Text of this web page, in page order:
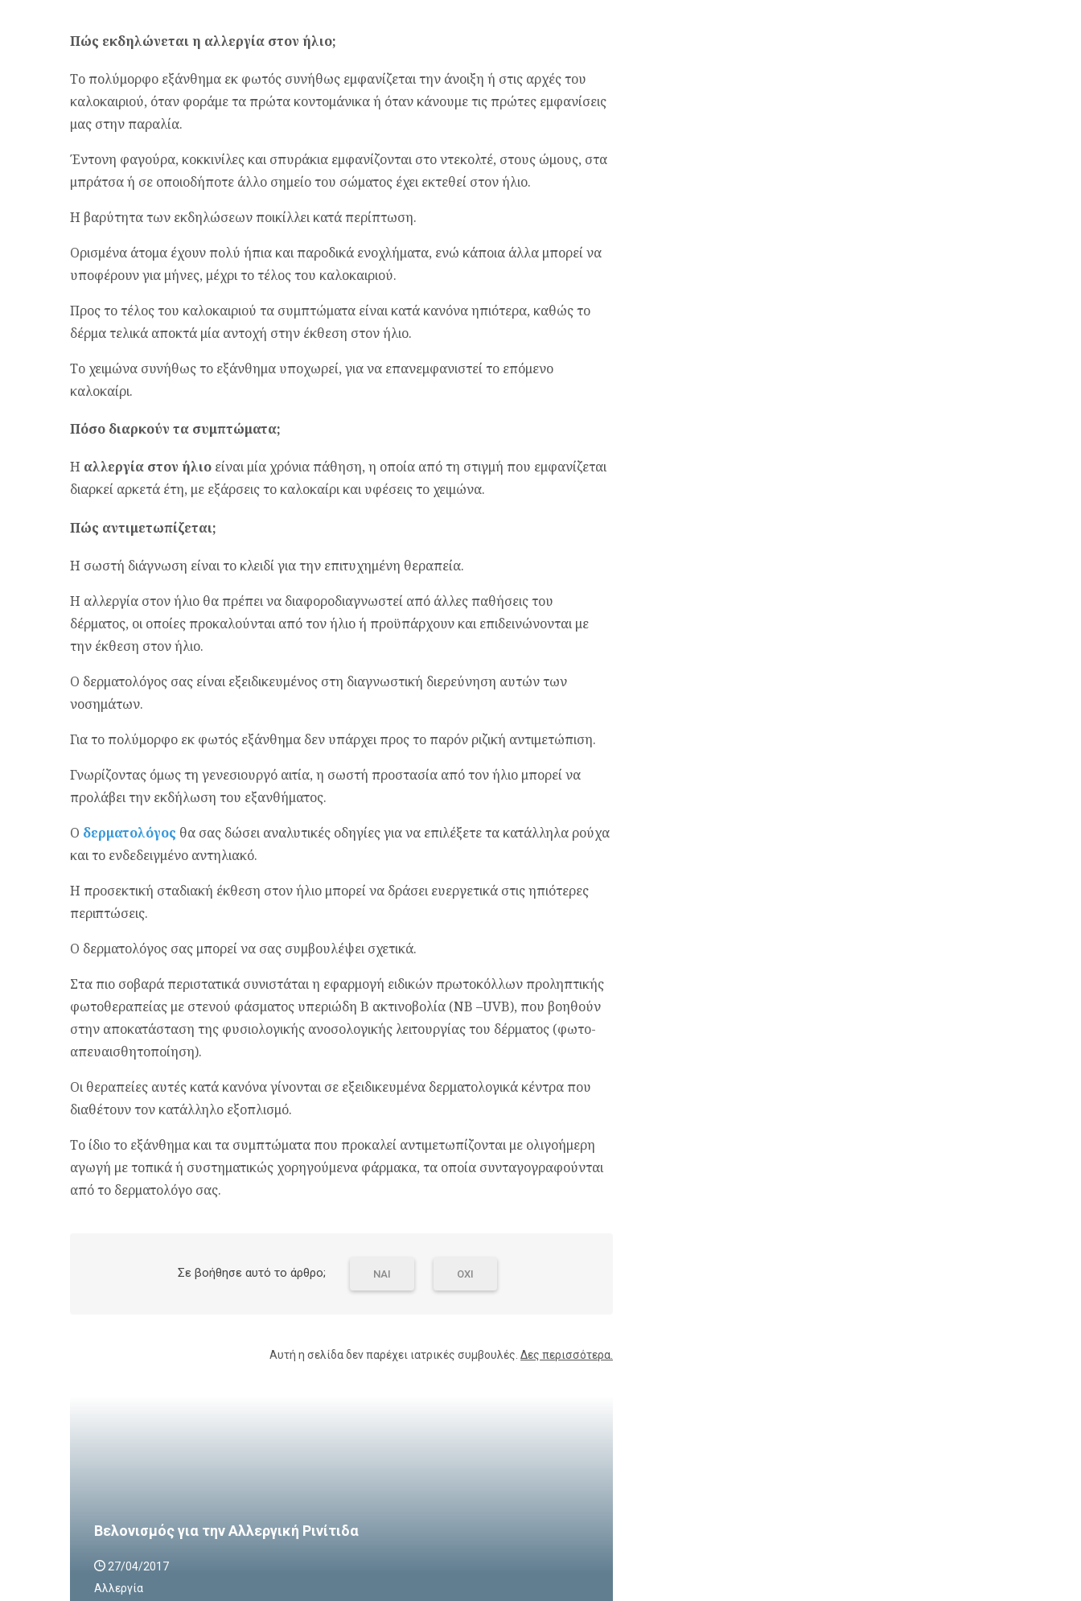
Πώς εκδηλώνεται η αλλεργία στον ήλιο;
Το πολύμορφο εξάνθημα εκ φωτός συνήθως εμφανίζεται την άνοιξη ή στις αρχές του
καλοκαιριού, όταν φοράμε τα πρώτα κοντομάνικα ή όταν κάνουμε τις πρώτες εμφανίσεις
μας στην παραλία.
Έντονη φαγούρα, κοκκινίλες και σπυράκια εμφανίζονται στο ντεκολτέ, στους ώμους, στα
μπράτσα ή σε οποιοδήποτε άλλο σημείο του σώματος έχει εκτεθεί στον ήλιο.
Η βαρύτητα των εκδηλώσεων ποικίλλει κατά περίπτωση.
Ορισμένα άτομα έχουν πολύ ήπια και παροδικά ενοχλήματα, ενώ κάποια άλλα μπορεί να
υποφέρουν για μήνες, μέχρι το τέλος του καλοκαιριού.
Προς το τέλος του καλοκαιριού τα συμπτώματα είναι κατά κανόνα ηπιότερα, καθώς το
δέρμα τελικά αποκτά μία αντοχή στην έκθεση στον ήλιο.
Το χειμώνα συνήθως το εξάνθημα υποχωρεί, για να επανεμφανιστεί το επόμενο
καλοκαίρι.
Πόσο διαρκούν τα συμπτώματα;
Η αλλεργία στον ήλιο είναι μία χρόνια πάθηση, η οποία από τη στιγμή που εμφανίζεται
διαρκεί αρκετά έτη, με εξάρσεις το καλοκαίρι και υφέσεις το χειμώνα.
Πώς αντιμετωπίζεται;
Η σωστή διάγνωση είναι το κλειδί για την επιτυχημένη θεραπεία.
Η αλλεργία στον ήλιο θα πρέπει να διαφοροδιαγνωστεί από άλλες παθήσεις του
δέρματος, οι οποίες προκαλούνται από τον ήλιο ή προϋπάρχουν και επιδεινώνονται με
την έκθεση στον ήλιο.
Ο δερματολόγος σας είναι εξειδικευμένος στη διαγνωστική διερεύνηση αυτών των
νοσημάτων.
Για το πολύμορφο εκ φωτός εξάνθημα δεν υπάρχει προς το παρόν ριζική αντιμετώπιση.
Γνωρίζοντας όμως τη γενεσιουργό αιτία, η σωστή προστασία από τον ήλιο μπορεί να
προλάβει την εκδήλωση του εξανθήματος.
Ο δερματολόγος θα σας δώσει αναλυτικές οδηγίες για να επιλέξετε τα κατάλληλα ρούχα
και το ενδεδειγμένο αντηλιακό.
Η προσεκτική σταδιακή έκθεση στον ήλιο μπορεί να δράσει ευεργετικά στις ηπιότερες
περιπτώσεις.
Ο δερματολόγος σας μπορεί να σας συμβουλέψει σχετικά.
Στα πιο σοβαρά περιστατικά συνιστάται η εφαρμογή ειδικών πρωτοκόλλων προληπτικής
φωτοθεραπείας με στενού φάσματος υπεριώδη Β ακτινοβολία (NB –UVB), που βοηθούν
στην αποκατάσταση της φυσιολογικής ανοσολογικής λειτουργίας του δέρματος (φωτο-
απευαισθητοποίηση).
Οι θεραπείες αυτές κατά κανόνα γίνονται σε εξειδικευμένα δερματολογικά κέντρα που
διαθέτουν τον κατάλληλο εξοπλισμό.
Το ίδιο το εξάνθημα και τα συμπτώματα που προκαλεί αντιμετωπίζονται με ολιγοήμερη
αγωγή με τοπικά ή συστηματικώς χορηγούμενα φάρμακα, τα οποία συνταγογραφούνται
από το δερματολόγο σας.
Σε βοήθησε αυτό το άρθρο; ΝΑΙ ΟΧΙ
Αυτή η σελίδα δεν παρέχει ιατρικές συμβουλές. Δες περισσότερα.
Βελονισμός για την Aλλεργική Ρινίτιδα
27/04/2017
Αλλεργία